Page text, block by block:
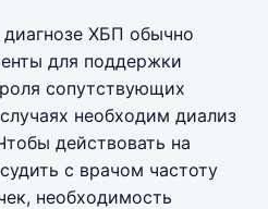
ХБП обычно
для поддержки
сопутствующих
необходим диализ
действовать на
с врачом частоту
необходимость